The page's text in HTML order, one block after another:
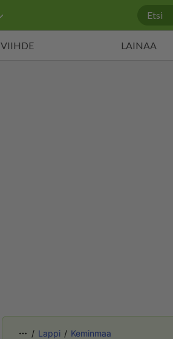
VIIHDE LAINAA
Lappi Keminmaa